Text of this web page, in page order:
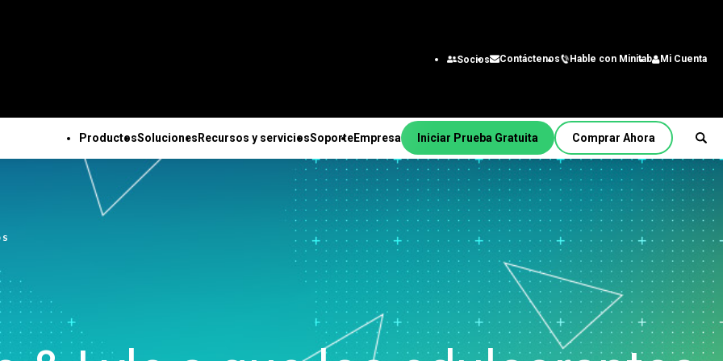
Socios
Contáctenos Hable con Minitab Mi Cuenta
Productos
LOS PRODUCTOS
Minitab Solution Center
Minitab Education Hub
Minitab Engage
Minitab Workspace
Soluciones
Capacidades clave
avanzado
Mejora continua
Integración y preparación
de datos
Soluciones de Minitab
para la industria
Sector académico
Gobierno y Sector Público
Por función/rol
Ingeniería
Analista de negocios
Tecnología de la
información
Cadena de suministro
Servicio al cliente y Centro
de contacto con el cliente
Recursos y servicios
TODOS LOS RECURSOS Y SERVICIOS
Recursos
Seminarios web y eventos
Education Hub
Servicios
Capacitación
Implementación
Aprendizaje autónomo
Formación continua
Consultoría
Soporte
SOPORTE TÉCNICO
Suscripciones y
activación
Minitab Quick Start
Capacitación
Videos de soporte
Documentación de
Empresa
EMPRESA
Acerca de nosotros
Equipo de Liderazgo
Socios
Oportunidades de
Contáctenos
Noticias
Mercancía de Minitab
Iniciar Prueba Gratuita Comprar Ahora